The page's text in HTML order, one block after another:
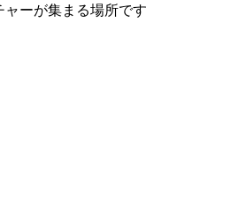
ャーが集まる場所です